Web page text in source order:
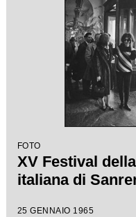
FOTO
XV Festival
italiana di
25 GENNAIO 1965